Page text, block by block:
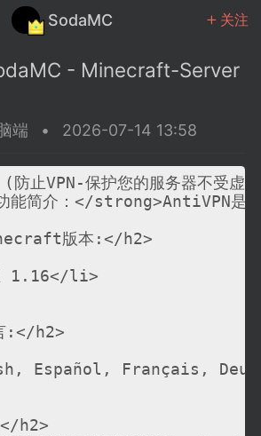
SodaMC 关注
SodaMC
社区规则
- Minecraft-Server
端 • 2026-07-14 13:58
止VPN-保护您的服务器不受虚
简介：</strong>AntiVPN是一款
版本:</h2>
1.16</li>
:</h2>
Español, Français,
h2>